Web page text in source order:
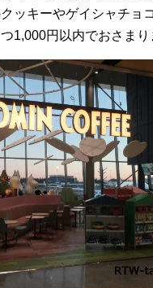
ッキーやゲイシャチョ
1,000円以内でおさまり